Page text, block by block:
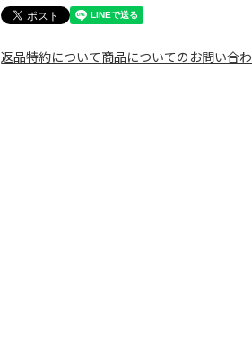
返品特約について商品についてのお問い合